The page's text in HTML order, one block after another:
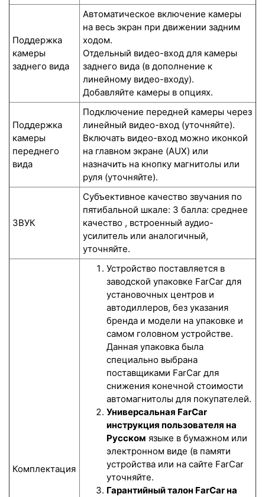
Поддержка
камеры
заднего вида
Автоматическое включение камеры
на весь экран при движении задним
ходом.
Отдельный видео-вход для камеры
заднего вида (в дополнение к
линейному видео-входу).
Добавляйте камеры в опциях.
Поддержка
камеры
переднего
вида
Подключение передней камеры через
линейный видео-вход (уточняйте).
Включать видео-вход можно иконкой
на главном экране (AUX) или
назначить на кнопку магнитолы или
руля (уточняйте).
ЗВУК
Субъективное качество звучания по
пятибальной шкале: 3 балла: среднее
качество , встроенный аудио-
усилитель или аналогичный,
уточняйте.
Комплектация
Устройство поставляется в
заводской упаковке FarCar для
установочных центров и
автодиллеров, без указания
бренда и модели на упаковке и
самом головном устройстве.
Данная упаковка была
специально выбрана
поставщиками FarCar для
снижения конечной стоимости
автомагнитолы для покупателей.
Универсальная FarCar
инструкция пользователя на
Русском языке в бумажном или
электронном виде (в памяти
устройства или на сайте FarCar
уточняйте.
Гарантийный талон FarCar на